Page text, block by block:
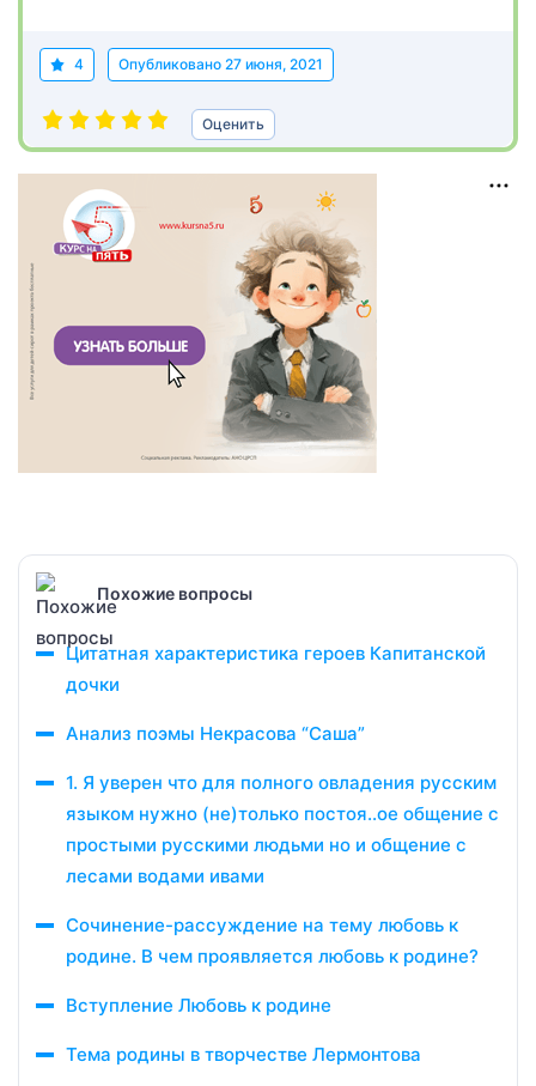
4 Опубликовано 27 июня, 2021
Оценить
Похожие вопросы
Цитатная характеристика героев Капитанской
дочки
Анализ поэмы Некрасова “Саша”
1. Я уверен что для полного овладения русским
языком нужно (не)только постоя..ое общение с
простыми русскими людьми но и общение с
лесами водами ивами
Сочинение-рассуждение на тему любовь к
родине. В чем проявляется любовь к родине?
Вступление Любовь к родине
Тема родины в творчестве Лермонтова